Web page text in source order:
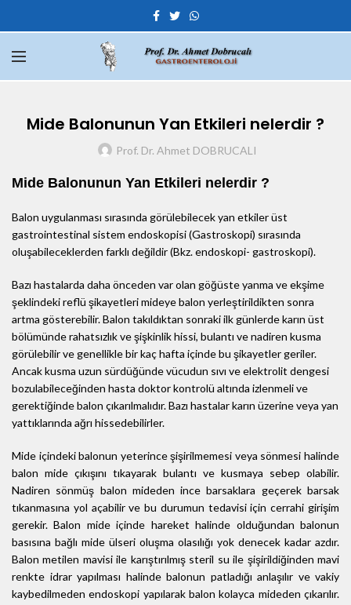
Mide Balonunun Yan Etkileri nelerdir ?
Prof. Dr. Ahmet DOBRUCALI
Mide Balonunun Yan Etkileri nelerdir ?
Balon uygulanması sırasında görülebilecek yan etkiler üst
gastrointestinal sistem endoskopisi (Gastroskopi) sırasında
oluşabileceklerden farklı değildir (Bkz. endoskopi- gastroskopi).
Bazı hastalarda daha önceden var olan göğüste yanma ve ekşime
şeklindeki reflü şikayetleri mideye balon yerleştirildikten sonra
artma gösterebilir. Balon takıldıktan sonraki ilk günlerde karın üst
bölümünde rahatsızlık ve şişkinlik hissi, bulantı ve nadiren kusma
görülebilir ve genellikle bir kaç hafta içinde bu şikayetler geriler.
Ancak kusma uzun sürdüğünde vücudun sıvı ve elektrolit dengesi
bozulabileceğinden hasta doktor kontrolü altında izlenmeli ve
gerektiğinde balon çıkarılmalıdır. Bazı hastalar karın üzerine veya yan
yattıklarında ağrı hissedebilirler.
Mide içindeki balonun yeterince şişirilmemesi veya sönmesi halinde
balon mide çıkışını tıkayarak bulantı ve kusmaya sebep olabilir.
Nadiren sönmüş balon mideden ince barsaklara geçerek barsak
tıkanmasına yol açabilir ve bu durumun tedavisi için cerrahi girişim
gerekir. Balon mide içinde hareket halinde olduğundan balonun
basısına bağlı mide ülseri oluşma olasılığı yok denecek kadar azdır.
Balon metilen mavisi ile karıştırılmış steril su ile şişirildiğinden mavi
renkte idrar yapılması halinde balonun patladığı anlaşılır ve vakiy
kaybedilmeden endoskopi yapılarak balon kolayca mideden çıkarılır.